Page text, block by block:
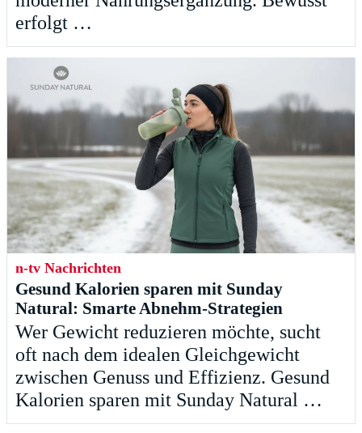
erfolgt …
n-tv Nachrichten
Gesund Kalorien sparen mit Sunday
Natural: Smarte Abnehm-Strategien
Wer Gewicht reduzieren möchte, sucht
oft nach dem idealen Gleichgewicht
zwischen Genuss und Effizienz. Gesund
Kalorien sparen mit Sunday Natural …